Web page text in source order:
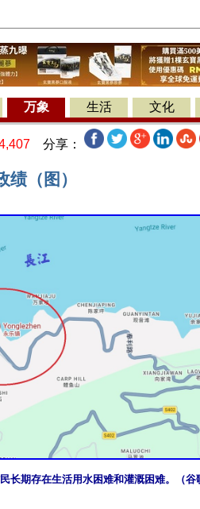
万象 生活 文化
分享：
（图）
期存在生活用水困难和灌溉困难。（谷